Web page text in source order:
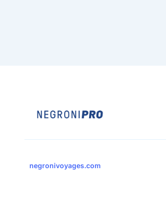
negronivoyages.com